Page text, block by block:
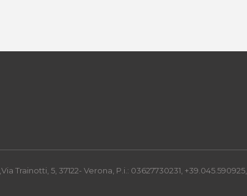
Trainotti, 5, 37122- Verona, P.i.: 03627730231, +39.045.590925,